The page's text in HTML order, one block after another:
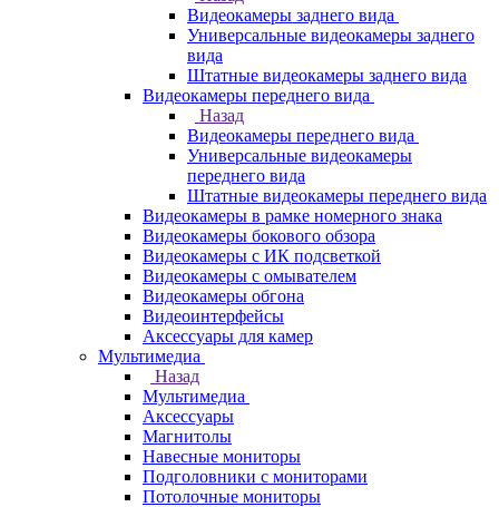
Видеокамеры заднего вида
Универсальные видеокамеры заднего
вида
Штатные видеокамеры заднего вида
Видеокамеры переднего вида
Назад
Видеокамеры переднего вида
Универсальные видеокамеры
переднего вида
Штатные видеокамеры переднего вида
Видеокамеры в рамке номерного знака
Видеокамеры бокового обзора
Видеокамеры с ИК подсветкой
Видеокамеры с омывателем
Видеокамеры обгона
Видеоинтерфейсы
Аксессуары для камер
Мультимедиа
Назад
Мультимедиа
Аксессуары
Магнитолы
Навесные мониторы
Подголовники с мониторами
Потолочные мониторы